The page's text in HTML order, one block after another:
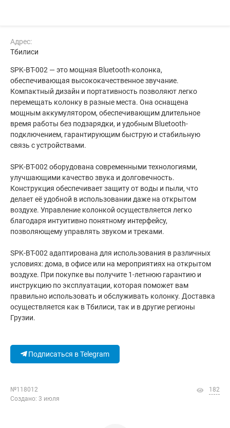
Адрес:
Тбилиси
SPK-BT-002 — это мощная Bluetooth-колонка,
обеспечивающая высококачественное звучание.
Компактный дизайн и портативность позволяют легко
перемещать колонку в разные места. Она оснащена
мощным аккумулятором, обеспечивающим длительное
время работы без подзарядки, и удобным Bluetooth-
подключением, гарантирующим быструю и стабильную
связь с устройствами.
SPK-BT-002 оборудована современными технологиями,
улучшающими качество звука и долговечность.
Конструкция обеспечивает защиту от воды и пыли, что
делает её удобной в использовании даже на открытом
воздухе. Управление колонкой осуществляется легко
благодаря интуитивно понятному интерфейсу,
позволяющему управлять звуком и треками.
SPK-BT-002 адаптирована для использования в различных
условиях: дома, в офисе или на мероприятиях на открытом
воздухе. При покупке вы получите 1-летнюю гарантию и
инструкцию по эксплуатации, которая поможет вам
правильно использовать и обслуживать колонку. Доставка
осуществляется как в Тбилиси, так и в другие регионы
Грузии.
Подписаться в Telegram
№118012
Создано: 3 июля
182